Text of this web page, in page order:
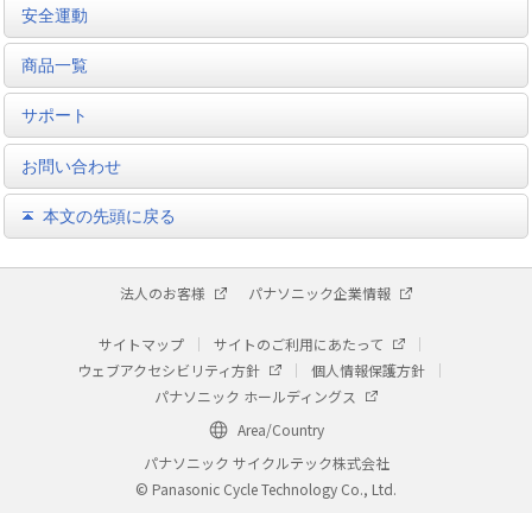
安全運動
商品一覧
サポート
お問い合わせ
本文の先頭に戻る
法人のお客様 パナソニック企業情報
サイトマップ
サイトのご利用にあたって
ウェブアクセシビリティ方針
個人情報保護方針
パナソニック ホールディングス
Area/Country
パナソニック サイクルテック株式会社
© Panasonic Cycle Technology Co., Ltd.